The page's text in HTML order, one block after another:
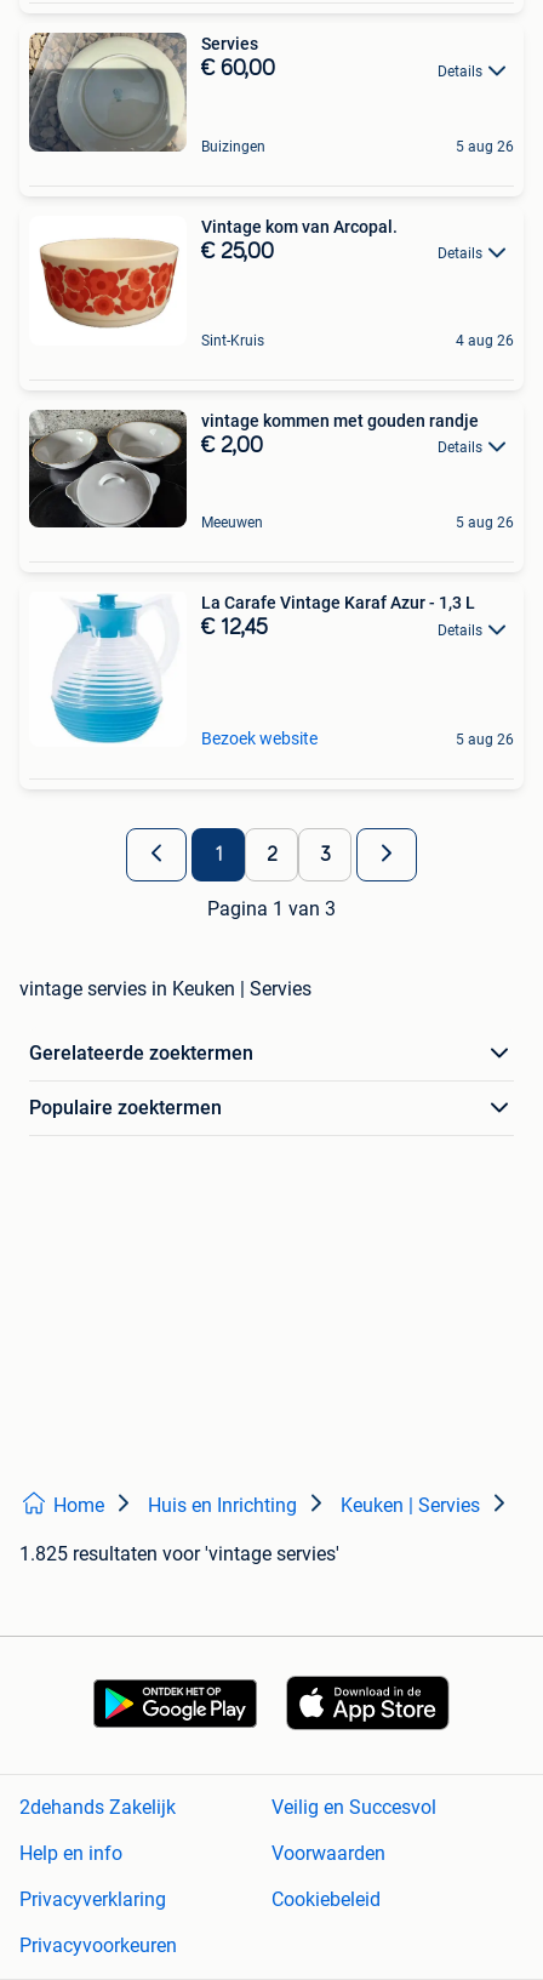
Servies
€ 60,00 Details
Buizingen 5 aug 26
Vintage kom van Arcopal.
€ 25,00 Details
Sint-Kruis 4 aug 26
vintage kommen met gouden randje
€ 2,00 Details
Meeuwen 5 aug 26
La Carafe Vintage Karaf Azur - 1,3 L
€ 12,45 Details
Bezoek website 5 aug 26
1 2 3
Pagina 1 van 3
vintage servies in Keuken | Servies
Gerelateerde zoektermen
Populaire zoektermen
Home Huis en Inrichting Keuken | Servies
1.825 resultaten voor 'vintage servies'
2dehands Zakelijk
Veilig en Succesvol
Help en info
Voorwaarden
Privacyverklaring
Cookiebeleid
Privacyvoorkeuren